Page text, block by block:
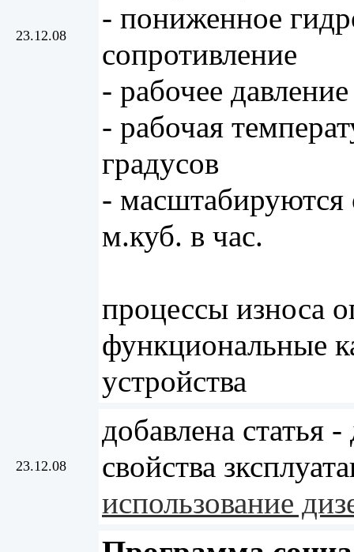
23.12.08
- пониженное
сопротивление
- рабочее
- рабочая
градусов
- масштабируются
м.куб. в час.
процессы износа
функциональные
устройства
23.12.08
добавлена статья
свойства
использование